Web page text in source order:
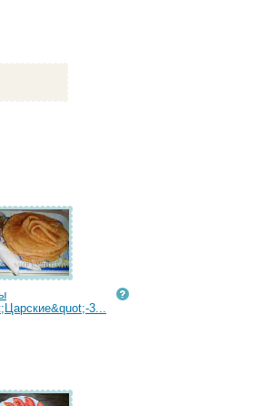
3...